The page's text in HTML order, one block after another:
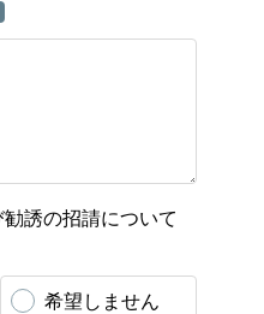
誘の招請について
希望しません